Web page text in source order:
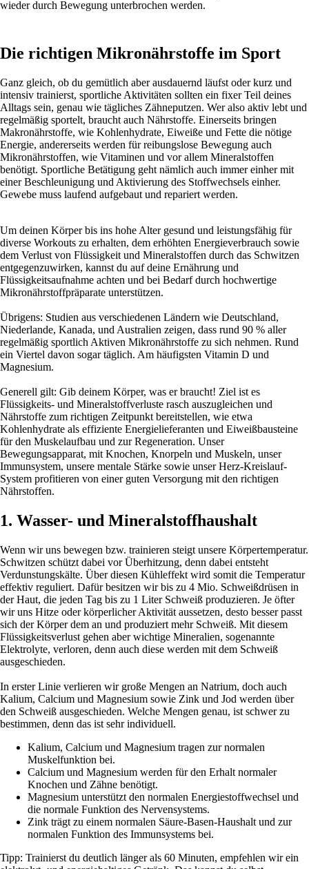
wieder durch Bewegung unterbrochen werden.
Die richtigen Mikronährstoffe im Sport
Ganz gleich, ob du gemütlich aber ausdauernd läufst oder kurz und
intensiv trainierst, sportliche Aktivitäten sollten ein fixer Teil deines
Alltags sein, genau wie tägliches Zähneputzen. Wer also aktiv lebt und
regelmäßig sportelt, braucht auch Nährstoffe. Einerseits bringen
Makronährstoffe, wie Kohlenhydrate, Eiweiße und Fette die nötige
Energie, andererseits werden für reibungslose Bewegung auch
Mikronährstoffen, wie Vitaminen und vor allem Mineralstoffen
benötigt. Sportliche Betätigung geht nämlich auch immer einher mit
einer Beschleunigung und Aktivierung des Stoffwechsels einher.
Gewebe muss laufend aufgebaut und repariert werden.
Um deinen Körper bis ins hohe Alter gesund und leistungsfähig für
diverse Workouts zu erhalten, dem erhöhten Energieverbrauch sowie
dem Verlust von Flüssigkeit und Mineralstoffen durch das Schwitzen
entgegenzuwirken, kannst du auf deine Ernährung und
Flüssigkeitsaufnahme achten und bei Bedarf durch hochwertige
Mikronährstoffpräparate unterstützen.
Übrigens: Studien aus verschiedenen Ländern wie Deutschland,
Niederlande, Kanada, und Australien zeigen, dass rund 90 % aller
regelmäßig sportlich Aktiven Mikronährstoffe zu sich nehmen. Rund
ein Viertel davon sogar täglich. Am häufigsten Vitamin D und
Magnesium.
Generell gilt: Gib deinem Körper, was er braucht! Ziel ist es
Flüssigkeits- und Mineralstoffverluste rasch auszugleichen und
Nährstoffe zum richtigen Zeitpunkt bereitstellen, wie etwa
Kohlenhydrate als effiziente Energielieferanten und Eiweißbausteine
für den Muskelaufbau und zur Regeneration. Unser
Bewegungsapparat, mit Knochen, Knorpeln und Muskeln, unser
Immunsystem, unsere mentale Stärke sowie unser Herz-Kreislauf-
System profitieren von einer guten Versorgung mit den richtigen
Nährstoffen.
1. Wasser- und Mineralstoffhaushalt
Wenn wir uns bewegen bzw. trainieren steigt unsere Körpertemperatur.
Schwitzen schützt dabei vor Überhitzung, denn dabei entsteht
Verdunstungskälte. Über diesen Kühleffekt wird somit die Temperatur
effektiv reguliert. Dafür besitzen wir bis zu 4 Mio. Schweißdrüsen in
der Haut, die jeden Tag bis zu 1 Liter Schweiß produzieren. Je öfter
wir uns Hitze oder körperlicher Aktivität aussetzen, desto besser passt
sich der Körper dem an und produziert mehr Schweiß. Mit diesem
Flüssigkeitsverlust gehen aber wichtige Mineralien, sogenannte
Elektrolyte, verloren, denn auch diese werden mit dem Schweiß
ausgeschieden.
In erster Linie verlieren wir große Mengen an Natrium, doch auch
Kalium, Calcium und Magnesium sowie Zink und Jod werden über
den Schweiß ausgeschieden. Welche Mengen genau, ist schwer zu
bestimmen, denn das ist sehr individuell.
Kalium, Calcium und Magnesium tragen zur normalen
Muskelfunktion bei.
Calcium und Magnesium werden für den Erhalt normaler
Knochen und Zähne benötigt.
Magnesium unterstützt den normalen Energiestoffwechsel und
die normale Funktion des Nervensystems.
Zink trägt zu einem normalen Säure-Basen-Haushalt und zur
normalen Funktion des Immunsystems bei.
Tipp: Trainierst du deutlich länger als 60 Minuten, empfehlen wir ein